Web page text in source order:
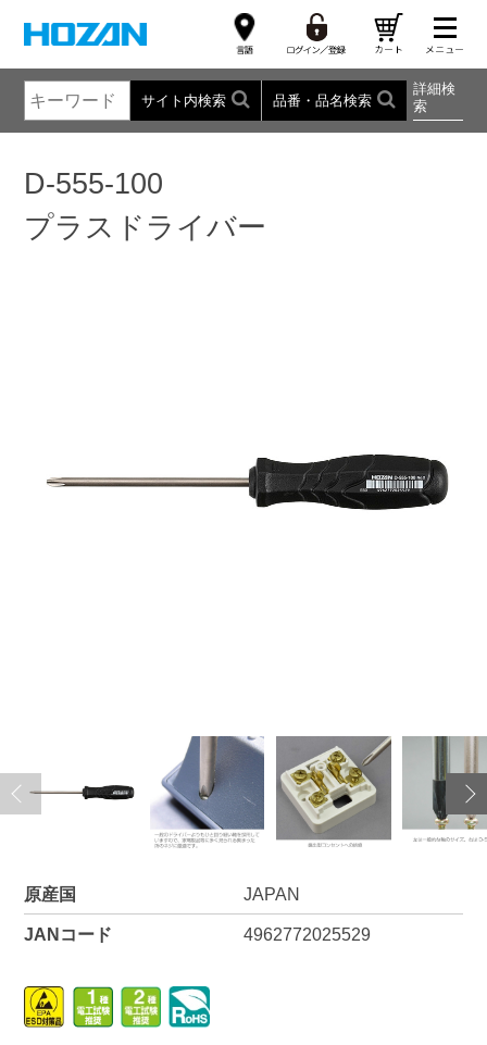
サイト内検索 品番・品名検索
詳細検
索
D-555-100
プラスドライバー
原産国 JAPAN
JANコード 4962772025529